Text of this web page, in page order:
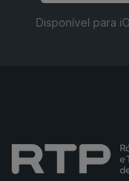
Disponível para